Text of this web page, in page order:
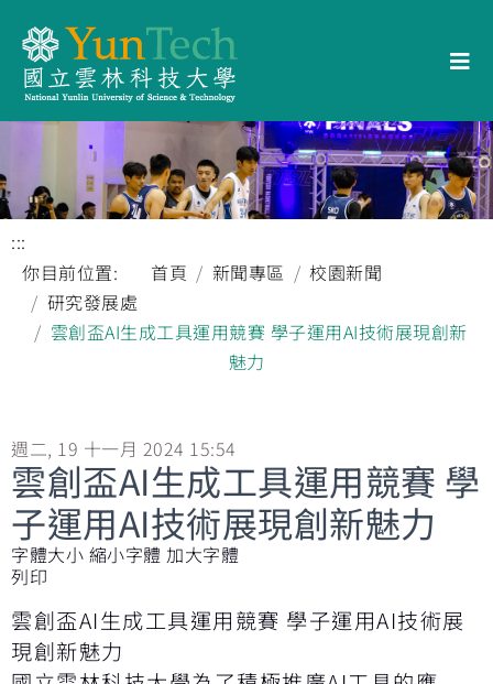
:::
你目前位置:
首頁 新聞專區
校園新聞
研究發展處
雲創盃AI生成工具運用競賽 學子運用AI技術展現創新
魅力
週二, 19 十一月 2024 15:54
雲創盃AI生成工具運用競賽 學
子運用AI技術展現創新魅力
字體大小 縮小字體 加大字體
列印
雲創盃AI生成工具運用競賽 學子運用AI技術展
現創新魅力